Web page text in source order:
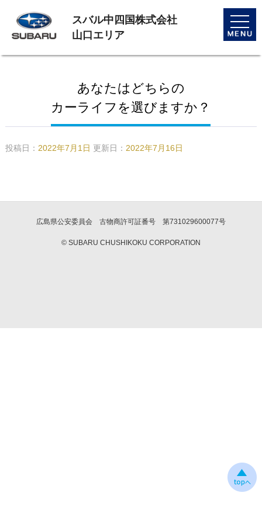
toggle
スバル中四国株式会社
山口エリア
あなたはどちらの
カーライフを選びますか？
投稿日： 2022年7月1日 更新日： 2022年7月16日
広島県公安委員会 古物商許可証番号 第731029600077号
© SUBARU CHUSHIKOKU CORPORATION